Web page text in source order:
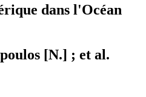
dans l'Océan
[N.] ; et al.